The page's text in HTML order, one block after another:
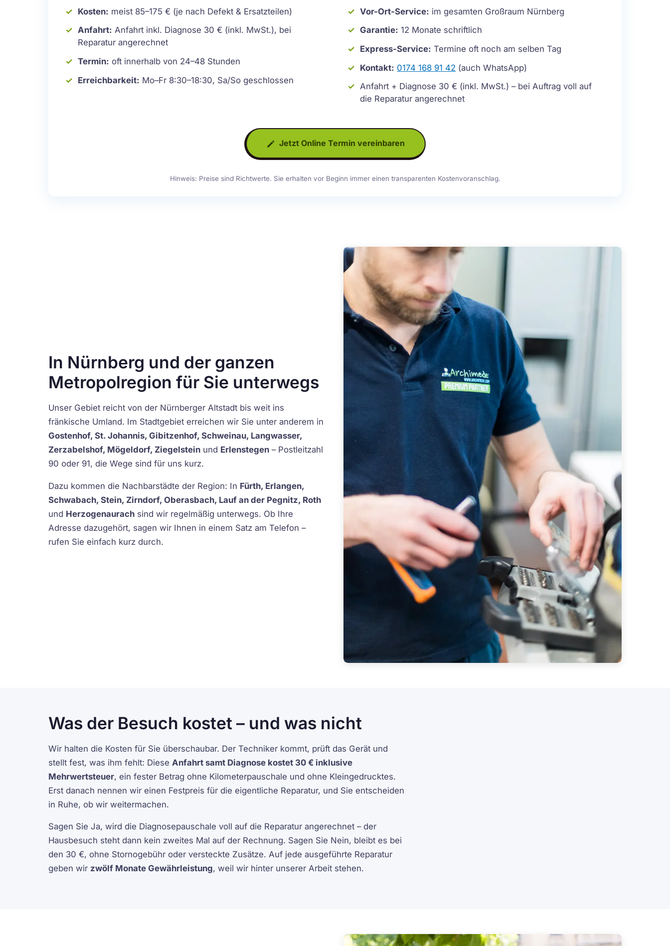
Kosten: meist 85–175 € (je nach Defekt & Ersatzteilen)
Anfahrt: Anfahrt inkl. Diagnose 30 € (inkl. MwSt.), bei
Reparatur angerechnet
Termin: oft innerhalb von 24–48 Stunden
Erreichbarkeit: Mo–Fr 8:30–18:30, Sa/So geschlossen
Vor-Ort-Service: im gesamten Großraum Nürnberg
Garantie: 12 Monate schriftlich
Express-Service: Termine oft noch am selben Tag
Kontakt: 0174 168 91 42 (auch WhatsApp)
Anfahrt + Diagnose 30 € (inkl. MwSt.) – bei Auftrag voll auf
die Reparatur angerechnet
Jetzt Online Termin vereinbaren
Hinweis: Preise sind Richtwerte. Sie erhalten vor Beginn immer einen transparenten Kostenvoranschlag.
In Nürnberg und der ganzen
Metropolregion für Sie unterwegs
Unser Gebiet reicht von der Nürnberger Altstadt bis weit ins
fränkische Umland. Im Stadtgebiet erreichen wir Sie unter anderem in
Gostenhof, St. Johannis, Gibitzenhof, Schweinau, Langwasser,
Zerzabelshof, Mögeldorf, Ziegelstein und Erlenstegen – Postleitzahl
90 oder 91, die Wege sind für uns kurz.
Dazu kommen die Nachbarstädte der Region: In Fürth, Erlangen,
Schwabach, Stein, Zirndorf, Oberasbach, Lauf an der Pegnitz, Roth
und Herzogenaurach sind wir regelmäßig unterwegs. Ob Ihre
Adresse dazugehört, sagen wir Ihnen in einem Satz am Telefon –
rufen Sie einfach kurz durch.
Was der Besuch kostet – und was nicht
Wir halten die Kosten für Sie überschaubar. Der Techniker kommt, prüft das Gerät und
stellt fest, was ihm fehlt: Diese Anfahrt samt Diagnose kostet 30 € inklusive
Mehrwertsteuer, ein fester Betrag ohne Kilometerpauschale und ohne Kleingedrucktes.
Erst danach nennen wir einen Festpreis für die eigentliche Reparatur, und Sie entscheiden
in Ruhe, ob wir weitermachen.
Sagen Sie Ja, wird die Diagnosepauschale voll auf die Reparatur angerechnet – der
Hausbesuch steht dann kein zweites Mal auf der Rechnung. Sagen Sie Nein, bleibt es bei
den 30 €, ohne Stornogebühr oder versteckte Zusätze. Auf jede ausgeführte Reparatur
geben wir zwölf Monate Gewährleistung, weil wir hinter unserer Arbeit stehen.